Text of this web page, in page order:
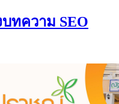
ทความ SEO